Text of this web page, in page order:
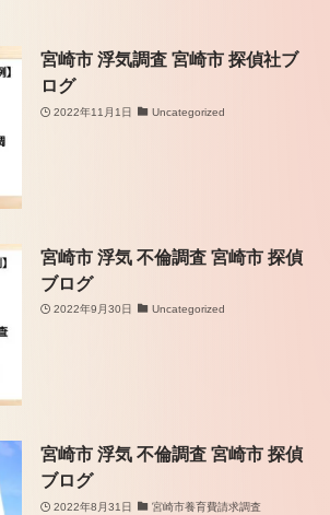
宮崎市 浮気調査 宮崎市 探偵社ブ
ログ
2022年11月1日 Uncategorized
宮崎市 浮気 不倫調査 宮崎市 探偵
ブログ
2022年9月30日 Uncategorized
宮崎市 浮気 不倫調査 宮崎市 探偵
ブログ
2022年8月31日 宮崎市養育費請求調査